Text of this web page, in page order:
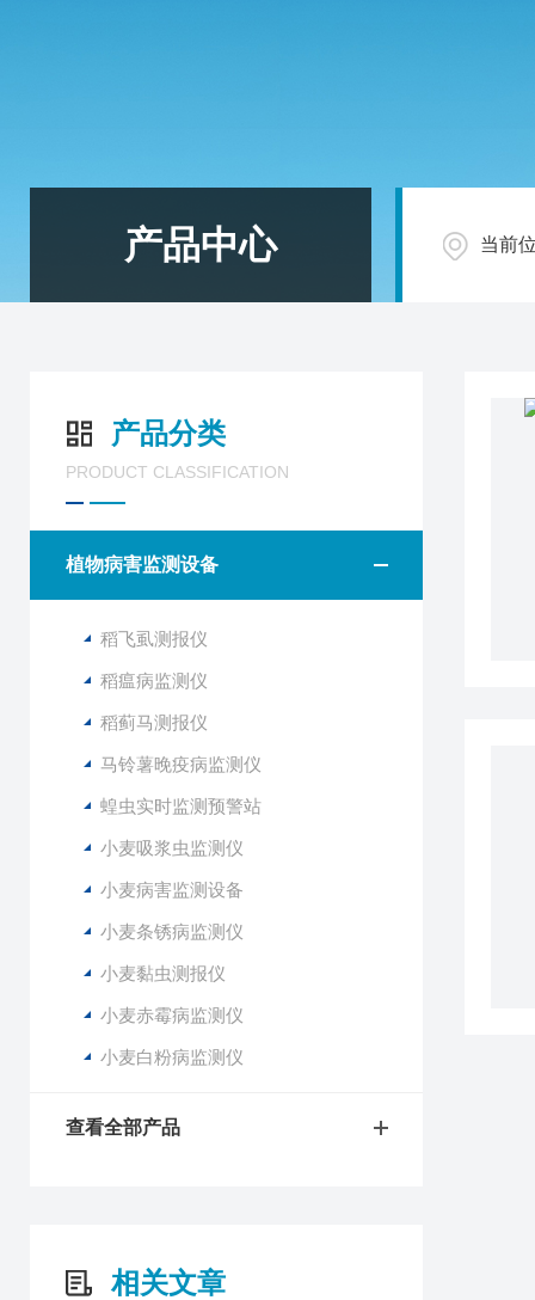
产品中心 当前
产品分类
PRODUCT CLASSIFICATION
植物病害监测设备
稻飞虱测报仪
稻瘟病监测仪
稻蓟马测报仪
马铃薯晚疫病监测仪
蝗虫实时监测预警站
小麦吸浆虫监测仪
小麦病害监测设备
小麦条锈病监测仪
小麦黏虫测报仪
小麦赤霉病监测仪
小麦白粉病监测仪
查看全部产品
相关文章